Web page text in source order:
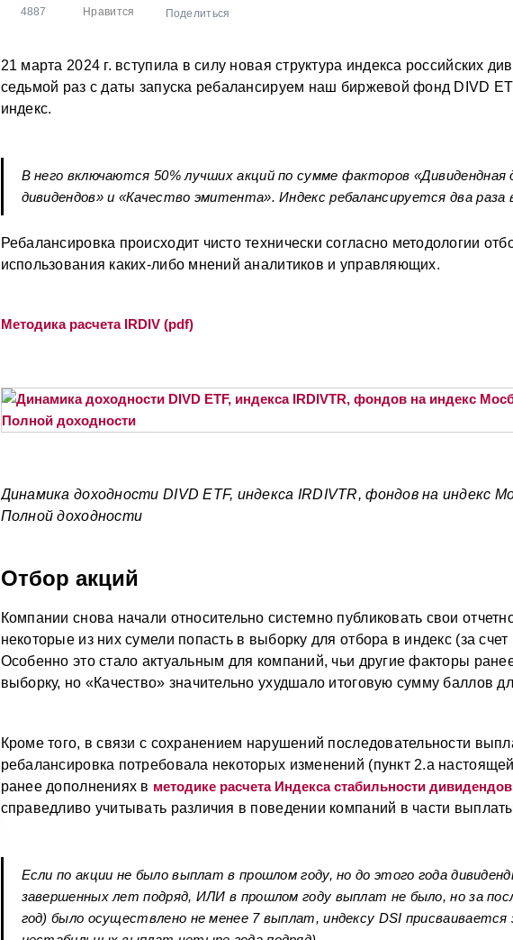
4887 Нравится Поделиться
21 марта 2024 г. вступила в силу новая структура индекса российских
седьмой раз с даты запуска ребалансируем наш биржевой фонд DIVD
индекс.
В него включаются 50% лучших акций по сумме факторов
дивидендов» и «Качество эмитента». Индекс ребалансируется два
Ребалансировка происходит чисто технически согласно методологии
использования каких-либо мнений аналитиков и управляющих.
Методика расчета IRDIV (pdf)
Динамика доходности DIVD ETF, индекса IRDIVTR, фондов на индекс
Полной доходности
Отбор акций
Компании снова начали относительно системно публиковать свои
некоторые из них сумели попасть в выборку для отбора в индекс (за
Особенно это стало актуальным для компаний, чьи другие факторы
выборку, но «Качество» значительно ухудшало итоговую сумму баллов
Кроме того, в связи с сохранением нарушений последовательности
ребалансировка потребовала некоторых изменений (пункт 2.а
ранее дополнениях в методике расчета Индекса стабильности
справедливо учитывать различия в поведении компаний в части
Если по акции не было выплат в прошлом году, но до этого года
завершенных лет подряд, ИЛИ в прошлом году выплат не было, но за
год) было осуществлено не менее 7 выплат, индексу DSI присваивается